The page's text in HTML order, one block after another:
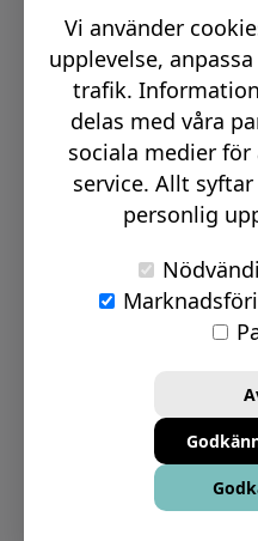
Email:
PSST, HÄNG
©
Ansvarsfullt
Vi använder
upplevelse,
trafik.
delas med våra
sociala medier
service. Allt
personlig